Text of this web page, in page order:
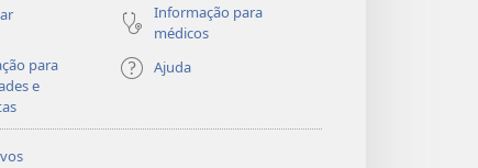
Informação para
médicos
para
e
Ajuda